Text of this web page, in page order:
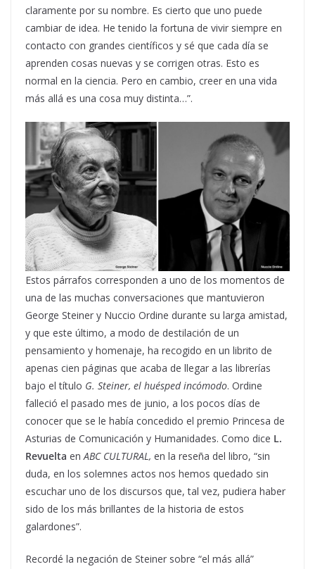
claramente por su nombre. Es cierto que uno puede
cambiar de idea. He tenido la fortuna de vivir siempre en
contacto con grandes científicos y sé que cada día se
aprenden cosas nuevas y se corrigen otras. Esto es
normal en la ciencia. Pero en cambio, creer en una vida
más allá es una cosa muy distinta…”.
Estos párrafos corresponden a uno de los momentos de
una de las muchas conversaciones que mantuvieron
George Steiner y Nuccio Ordine durante su larga amistad,
y que este último, a modo de destilación de un
pensamiento y homenaje, ha recogido en un librito de
apenas cien páginas que acaba de llegar a las librerías
bajo el título G. Steiner, el huésped incómodo. Ordine
falleció el pasado mes de junio, a los pocos días de
conocer que se le había concedido el premio Princesa de
Asturias de Comunicación y Humanidades. Como dice L.
Revuelta enABC CULTURAL, en la reseña del libro, “sin
duda, en los solemnes actos nos hemos quedado sin
escuchar uno de los discursos que, tal vez, pudiera haber
sido de los más brillantes de la historia de estos
galardones”.
Recordé la negación de Steiner sobre “el más allá”